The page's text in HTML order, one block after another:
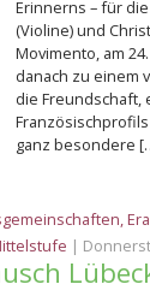
Erinnerns – für
(Violine) und
Movimento, am
danach zu einem
die Freundschaft,
ganz besondere
,
|